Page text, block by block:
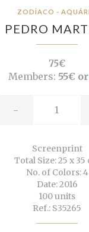
ZODÍACO -
PEDRO
75€
Members: 55€ or
-
Screenprint
Total Size: 25 x 35
No. of Colors: 4
Date: 2016
100 units
Ref.: S35265